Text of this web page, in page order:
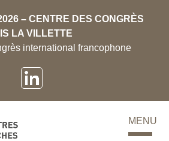
– CENTRE DES CONGRÈS
LA VILLETTE
international francophone
MENU